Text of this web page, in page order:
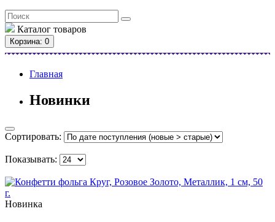
Каталог товаров
Корзина: 0
Главная
Новинки
Сортировать:
Показывать:
Новинка